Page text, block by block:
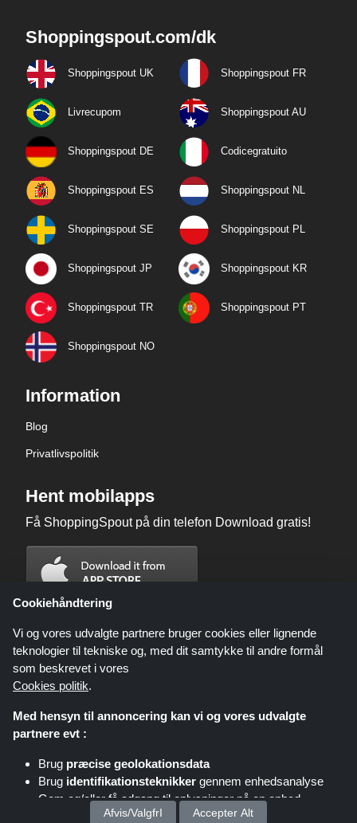
Shoppingspout.com/dk
Shoppingspout UK Shoppingspout FR
Livrecupom Shoppingspout AU
Shoppingspout DE Codicegratuito
Shoppingspout ES Shoppingspout NL
Shoppingspout SE Shoppingspout PL
Shoppingspout JP Shoppingspout KR
Shoppingspout TR Shoppingspout PT
Shoppingspout NO
Information
Blog
Privatlivspolitik
Hent mobilapps
Få ShoppingSpout på din telefon Download gratis!
Shoppingspout.com/dk eller dets personale er ikke involveret, når du
foretager et køb via disse links, Shoppingspout.com/dk optjener kun
kommission gennem disse links/tilbud.
Cookiehåndtering
Vi og vores udvalgte partnere bruger cookies eller lignende
teknologier til tekniske og, med dit samtykke til andre formål
som beskrevet i vores
Cookies politik.
Med hensyn til annoncering kan vi og vores udvalgte
partnere evt :
Brug præcise geolokationsdata
Brug identifikationsteknikker gennem enhedsanalyse
Gem og/eller få adgang til oplysninger på en enhed
Afvis/ValgfrI Accepter Alt